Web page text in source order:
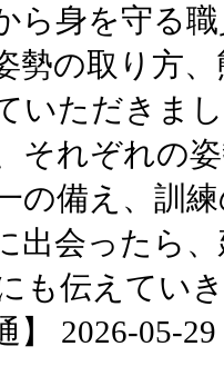
ら身を守る
勢の取り方
いただきま
それぞれの
の備え、訓
出会ったら
も伝えてい
】 2026-05-